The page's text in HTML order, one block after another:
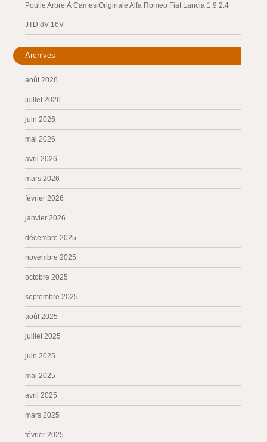
Poulie Arbre À Cames Originale Alfa Romeo Fiat Lancia 1.9 2.4
JTD 8V 16V
Archives
août 2026
juillet 2026
juin 2026
mai 2026
avril 2026
mars 2026
février 2026
janvier 2026
décembre 2025
novembre 2025
octobre 2025
septembre 2025
août 2025
juillet 2025
juin 2025
mai 2025
avril 2025
mars 2025
février 2025